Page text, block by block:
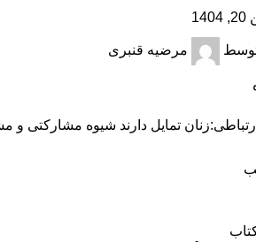
مرضیه قنبری
تمایل دارند شیوه مشارکتی و